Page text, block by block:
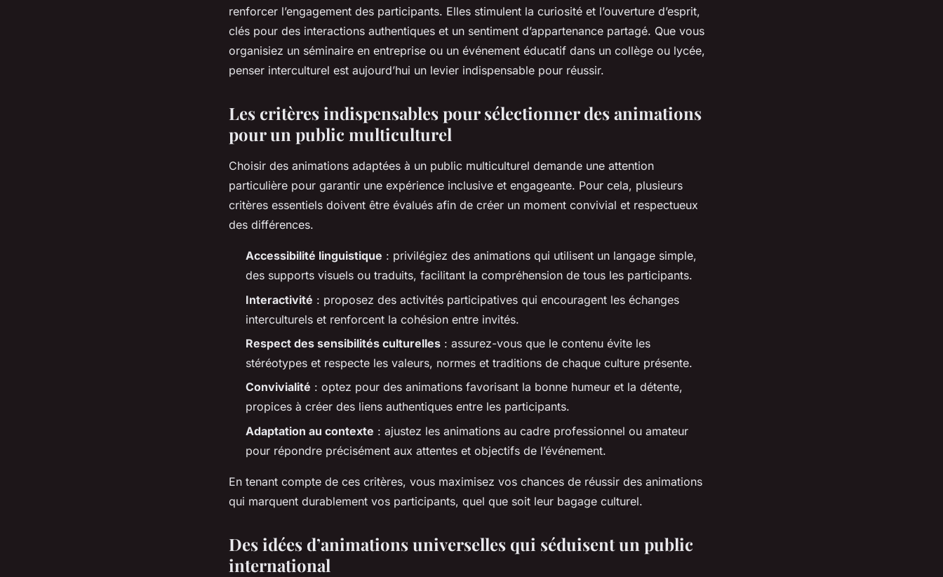
renforcer l’engagement des participants. Elles stimulent la curiosité et l’ouverture d’esprit,
clés pour des interactions authentiques et un sentiment d’appartenance partagé. Que vous
organisiez un séminaire en entreprise ou un événement éducatif dans un collège ou lycée,
penser interculturel est aujourd’hui un levier indispensable pour réussir.
Les critères indispensables pour sélectionner des animations
pour un public multiculturel
Choisir des animations adaptées à un public multiculturel demande une attention
particulière pour garantir une expérience inclusive et engageante. Pour cela, plusieurs
critères essentiels doivent être évalués afin de créer un moment convivial et respectueux
des différences.
Accessibilité linguistique : privilégiez des animations qui utilisent un langage simple,
des supports visuels ou traduits, facilitant la compréhension de tous les participants.
Interactivité : proposez des activités participatives qui encouragent les échanges
interculturels et renforcent la cohésion entre invités.
Respect des sensibilités culturelles : assurez-vous que le contenu évite les
stéréotypes et respecte les valeurs, normes et traditions de chaque culture présente.
Convivialité : optez pour des animations favorisant la bonne humeur et la détente,
propices à créer des liens authentiques entre les participants.
Adaptation au contexte : ajustez les animations au cadre professionnel ou amateur
pour répondre précisément aux attentes et objectifs de l’événement.
En tenant compte de ces critères, vous maximisez vos chances de réussir des animations
qui marquent durablement vos participants, quel que soit leur bagage culturel.
Des idées d’animations universelles qui séduisent un public
international